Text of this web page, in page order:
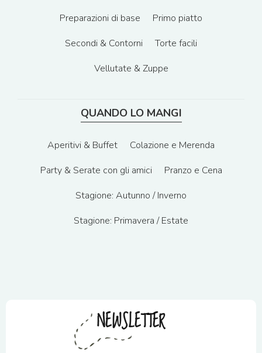
Preparazioni di base
Primo piatto
Secondi & Contorni
Torte facili
Vellutate & Zuppe
QUANDO LO MANGI
Aperitivi & Buffet
Colazione e Merenda
Party & Serate con gli amici
Pranzo e Cena
Stagione: Autunno / Inverno
Stagione: Primavera / Estate
NEWSLETTER